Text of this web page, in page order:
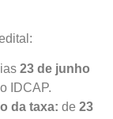
23 de junho
IDCAP.
da taxa: de 23